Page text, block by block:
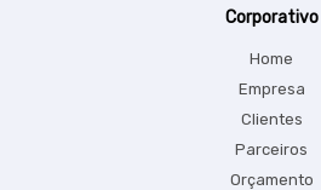
Corporativo
Home
Empresa
Clientes
Parceiros
Orçamento